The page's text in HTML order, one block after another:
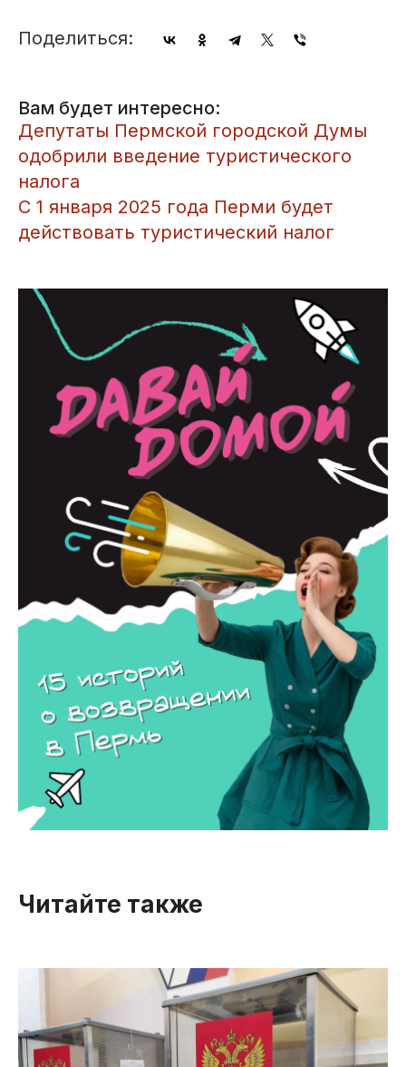
Поделиться:
Вам будет интересно:
​Депутаты Пермской городской Думы
одобрили введение туристического
налога
​С 1 января 2025 года Перми будет
действовать туристический налог
Читайте также